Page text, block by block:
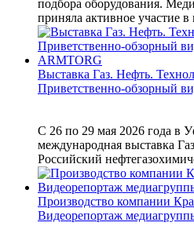
подбора оборудования.
приняла активное участие
Выставка Газ. Нефть.
Приветственно-обзорный
С 26 по 29 мая 2026 года в
международная выставка
Российский
Производство компании
Видеорепортаж